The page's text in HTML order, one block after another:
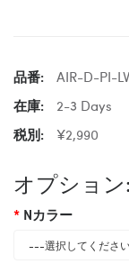
品番:
AIR-D-PI-
在庫:
2-3 Days
税別:
¥2,990
オプション:
Nカラー